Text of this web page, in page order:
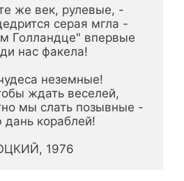
же век, рулевые, -
серая мгла -
Голландце" впервые
нас факела!
чудеса неземные!
ждать веселей,
мы слать позывные -
дань кораблей!
1976